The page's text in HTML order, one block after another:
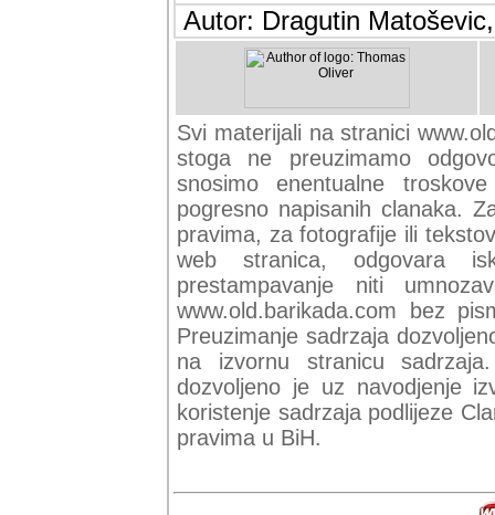
Autor: Dragutin
Svi materijali na stranici
stoga ne preuzimamo
snosimo enentualne
pogresno napisanih clanaka.
pravima, za fotografije ili
web stranica, odgovara
prestampavanje niti
www.old.barikada.com bez
Preuzimanje sadrzaja
na izvornu stranicu
dozvoljeno je uz navodjenje
koristenje sadrzaja podlijeze
pravima u BiH.